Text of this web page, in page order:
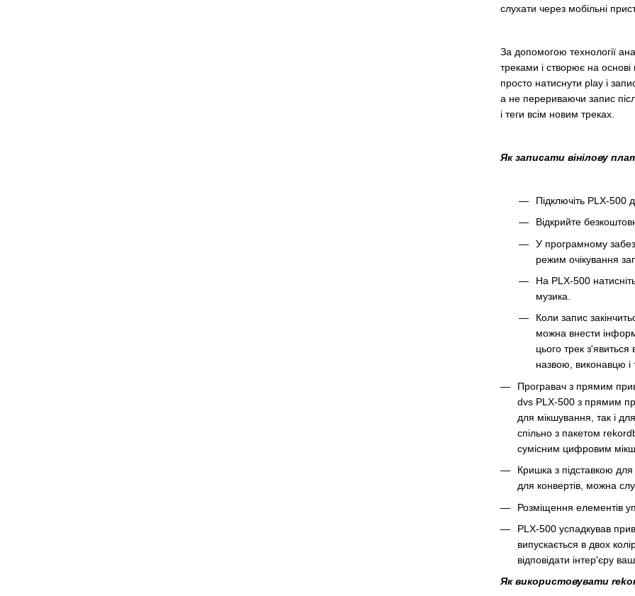
слухати через мобільні
За допомогою технології
треками і створює на
просто натиснути play і
а не перериваючи запис
і теги всім новим треках.
Як записати вінілову
Підключіть PLX-
Відкрийте
У програмному
режим очікування
На PLX-500
музика.
Коли запис
можна внести
цього трек
назвою, виконавцю і
Програвач з прямим
dvs PLX-500 з прямим
для мікшування, так і
спільно з пакетом
сумісним цифровим
Кришка з підставкою
для конвертів, можна
Розміщення елементів
PLX-500 успадкував
випускається в двох
відповідати інтер'єру
Як використовувати